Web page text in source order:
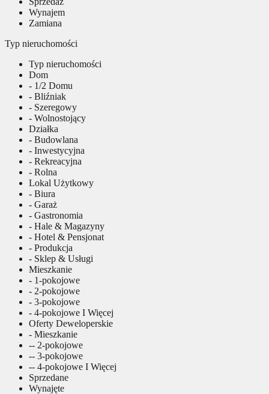
Wynajem
Zamiana
Typ nieruchomości
Typ nieruchomości
Dom
- 1/2 Domu
- Bliźniak
- Szeregowy
- Wolnostojący
Działka
- Budowlana
- Inwestycyjna
- Rekreacyjna
- Rolna
Lokal Użytkowy
- Biura
- Garaż
- Gastronomia
- Hale & Magazyny
- Hotel & Pensjonat
- Produkcja
- Sklep & Usługi
Mieszkanie
- 1-pokojowe
- 2-pokojowe
- 3-pokojowe
- 4-pokojowe I Więcej
Oferty Deweloperskie
- Mieszkanie
-- 2-pokojowe
-- 3-pokojowe
-- 4-pokojowe I Więcej
Sprzedane
Wynajęte